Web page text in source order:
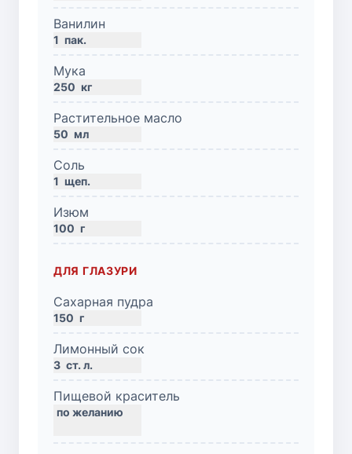
Ванилин
1 пак.
Мука
250 кг
Растительное масло
50 мл
Соль
1 щеп.
Изюм
100 г
ДЛЯ ГЛАЗУРИ
Сахарная пудра
150 г
Лимонный сок
3 ст. л.
Пищевой краситель